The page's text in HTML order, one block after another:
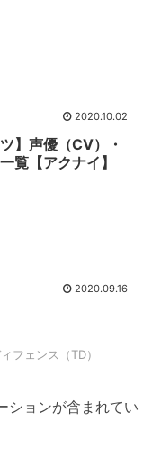
2020.10.02
】声優（CV）・
覧【アクナイ】
2020.09.16
フェンス（TD）
ションが含まれてい